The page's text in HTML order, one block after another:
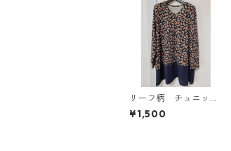
リーフ柄 チュニッ
ク ６Ｌ ネイビー
KAE-4366
¥1,500